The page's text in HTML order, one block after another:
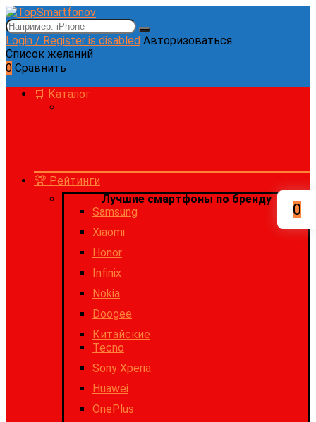
Login / Register is disabled Авторизоваться
Список желаний
0 Сравнить
🛒 Каталог
🏆 Рейтинги
Лучшие смартфоны по бренду
Samsung
Xiaomi
Honor
Infinix
Nokia
Doogee
Китайские
Tecno
Sony Xperia
Huawei
OnePlus
0